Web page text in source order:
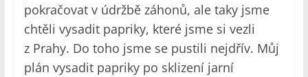
pokračovat v údržbě záhonů, ale taky jsme
chtěli vysadit papriky, které jsme si vezli
z Prahy. Do toho jsme se pustili nejdřív. Můj
plán vysadit papriky po sklizení jarní